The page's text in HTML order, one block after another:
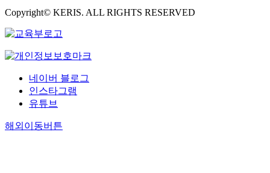
Copyright© KERIS. ALL RIGHTS RESERVED
네이버 블로그
인스타그램
유튜브
해외이동버튼